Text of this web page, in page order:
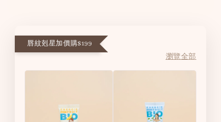
唇紋剋星加價購$199
瀏覽全部